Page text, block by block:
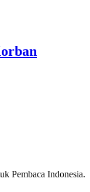
Pembaca Indonesia.